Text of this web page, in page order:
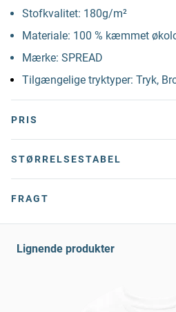
Stofkvalitet: 180g/m²
Materiale: 100 % kæmmet
Mærke: SPREAD
Tilgængelige tryktyper: Tryk,
PRIS
STØRRELSESTABEL
FRAGT
Lignende produkter